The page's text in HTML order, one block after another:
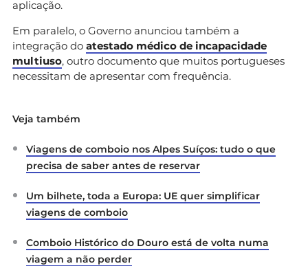
aplicação.
Em paralelo, o Governo anunciou também a
integração do atestado médico de incapacidade
multiuso, outro documento que muitos portugueses
necessitam de apresentar com frequência.
Veja também
Viagens de comboio nos Alpes Suíços: tudo o que
precisa de saber antes de reservar
Um bilhete, toda a Europa: UE quer simplificar
viagens de comboio
Comboio Histórico do Douro está de volta numa
viagem a não perder